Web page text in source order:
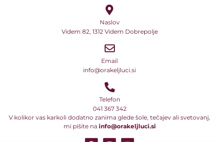
Naslov
Videm 82, 1312 Videm Dobrepolje
Email
info@orakeljluci.si
Telefon
041 367 342
V kolikor vas karkoli dodatno zanima glede šole, tečajev ali svetovanj,
mi pišite na info@orakeljluci.si